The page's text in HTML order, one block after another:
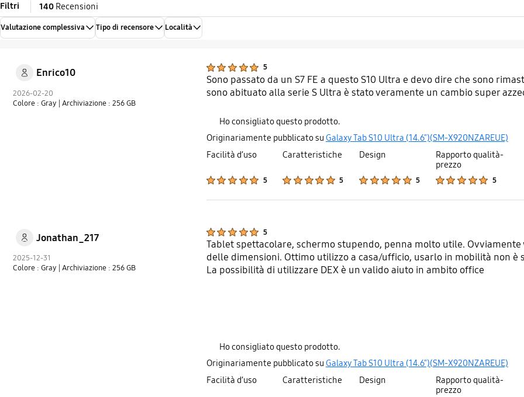
Filtri 140Recensioni
Valutazione complessiva Tipo di recensore Località
Enrico10
2026-02-20
Colore : Gray | Archiviazione : 256 GB
5
Sono passato da un S7 FE a questo S10 Ultra e devo dire che sono
sono abituato alla serie S Ultra è stato veramente un cambio super
Ho consigliato questo prodotto.
Originariamente pubblicato su Galaxy Tab S10 Ultra (14.6")(SM-X920NZAREUE)
Facilità d’uso
5
Caratteristiche
5
Design
5
Rapporto qualità-
prezzo
5
Jonathan_217
2025-12-31
Colore : Gray
| Archiviazione : 256 GB
5
Tablet spettacolare, schermo stupendo, penna molto utile.
delle dimensioni. Ottimo utilizzo a casa/ufficio, usarlo in mobilità non è
La possibilità di utilizzare DEX è un valido aiuto in ambito office
Ho consigliato questo prodotto.
Originariamente pubblicato su Galaxy Tab S10 Ultra (14.6")(SM-X920NZAREUE)
Facilità d’uso
Caratteristiche Design
Rapporto qualità-
prezzo